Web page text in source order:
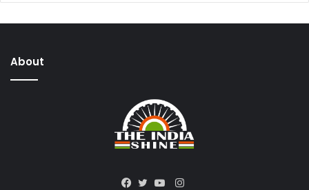
About
Instagram